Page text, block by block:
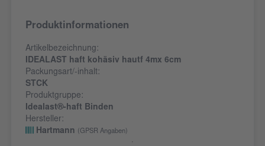
Produktinformationen
Artikelbezeichnung:
IDEALAST haft kohäsiv hautf 4mx 6cm
Packungsart/-inhalt:
STCK
Produktgruppe:
Idealast®-haft Binden
Hersteller:
Hartmann
(GPSR Angaben)